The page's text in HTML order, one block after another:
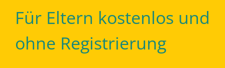
Für Eltern kostenlos und
ohne Registrierung